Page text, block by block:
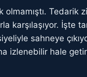
Tedarik
karşılaşıyor. İşte
sahneye
izlenebilir hale